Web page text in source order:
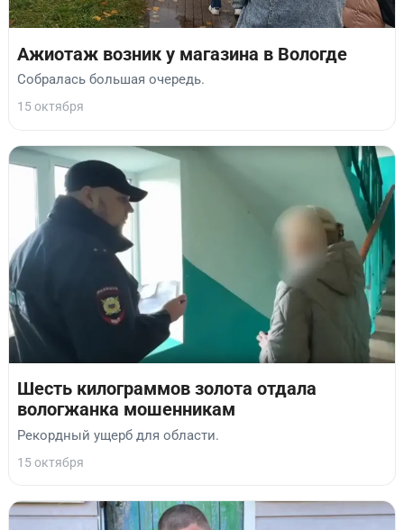
Ажиотаж возник у магазина в Вологде
Собралась большая очередь.
15 октября
Шесть килограммов золота отдала
вологжанка мошенникам
Рекордный ущерб для области.
15 октября